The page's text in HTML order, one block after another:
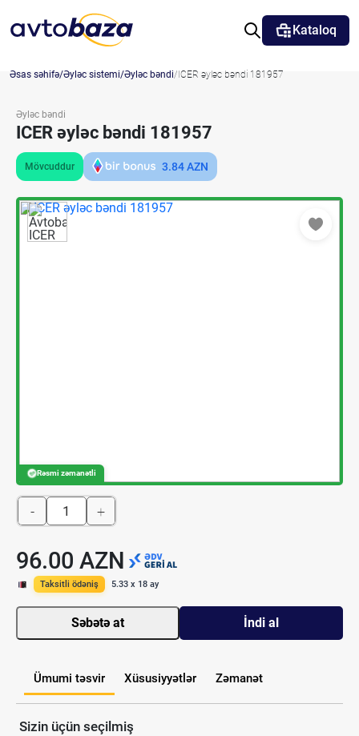
Kataloq
Əsas səhifə Əyləc sistemi Əyləc bəndi ICER əyləc bəndi 181957
Əyləc bəndi
ICER əyləc bəndi 181957
Mövcuddur 3.84AZN
Rəsmi zəmanətli
- +
96.00 AZN
Taksitli ödəniş 5.33 x 18 ay
Səbətə at İndi al
Ümumi təsvir Xüsusiyyətlər Zəmanət
Sizin üçün seçilmiş